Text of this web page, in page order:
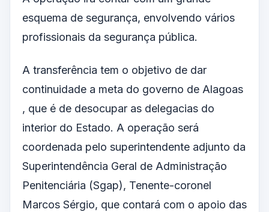
esquema de segurança, envolvendo vários
profissionais da segurança pública.
A transferência tem o objetivo de dar
continuidade a meta do governo de Alagoas
, que é de desocupar as delegacias do
interior do Estado. A operação será
coordenada pelo superintendente adjunto da
Superintendência Geral de Administração
Penitenciária (Sgap), Tenente-coronel
Marcos Sérgio, que contará com o apoio das